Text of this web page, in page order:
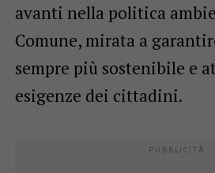
avanti nella politica
Comune, mirata a
sempre più sostenibile e
esigenze dei cittadini.